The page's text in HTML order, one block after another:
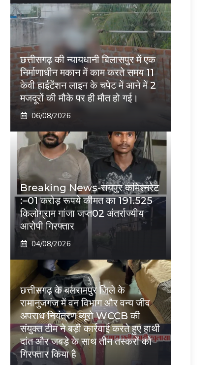
छत्तीसगढ़ की न्यायधानी बिलासपुर में एक
निर्माणाधीन मकान में काम करते समय 11
केवी हाईटेंशन लाइन के चपेट में आने में 2
मजदूरों की मौके पर ही मौत हो गई।
06/08/2026
Breaking News-रायपुर कमिश्नरेट
:–01 करोड़ रूपये कीमत का 191.525
किलोग्राम गांजा जप्त02 अंतर्राज्यीय
आरोपी गिरफ्तार
04/08/2026
छत्तीसगढ़ के बलरामपुर जिले के
रामानुजगंज में वन विभाग और वन्य जीव
अपराध नियंत्रण ब्यूरो WCCB की
संयुक्त टीम ने बड़ी कार्रवाई करते हुए हाथी
दांत और जबड़े के साथ तीन तस्करों को
गिरफ्तार किया है